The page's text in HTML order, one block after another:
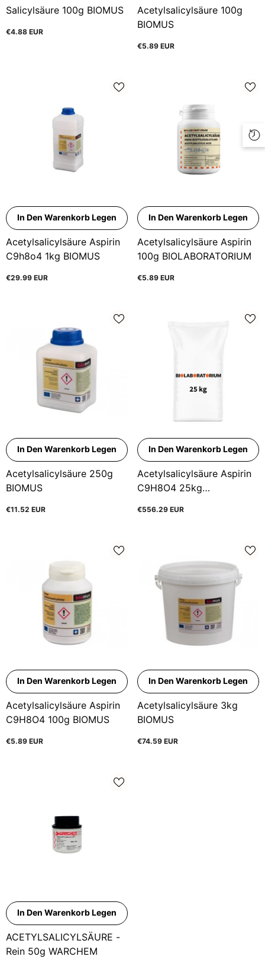
Salicylsäure 100g BIOMUS
€4.88 EUR
Acetylsalicylsäure 100g
BIOMUS
€5.89 EUR
In Den Warenkorb Legen
Acetylsalicylsäure Aspirin
C9h8o4 1kg BIOMUS
€29.99 EUR
In Den Warenkorb Legen
Acetylsalicylsäure Aspirin
100g BIOLABORATORIUM
€5.89 EUR
In Den Warenkorb Legen
Acetylsalicylsäure 250g
BIOMUS
€11.52 EUR
In Den Warenkorb Legen
Acetylsalicylsäure Aspirin
C9H8O4 25kg
€556.29 EUR
In Den Warenkorb Legen
Acetylsalicylsäure Aspirin
C9H8O4 100g BIOMUS
€5.89 EUR
In Den Warenkorb Legen
Acetylsalicylsäure 3kg
BIOMUS
€74.59 EUR
In Den Warenkorb Legen
ACETYLSALICYLSÄURE -
Rein 50g WARCHEM